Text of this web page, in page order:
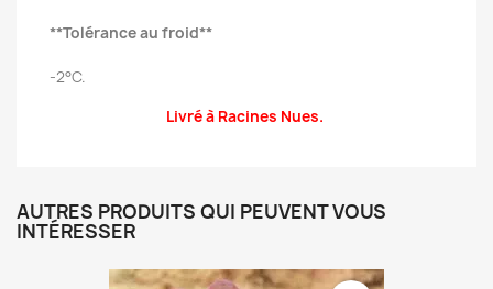
**Tolérance au froid**
-2°C.
Livré à Racines Nues.
AUTRES PRODUITS QUI PEUVENT VOUS
INTÉRESSER